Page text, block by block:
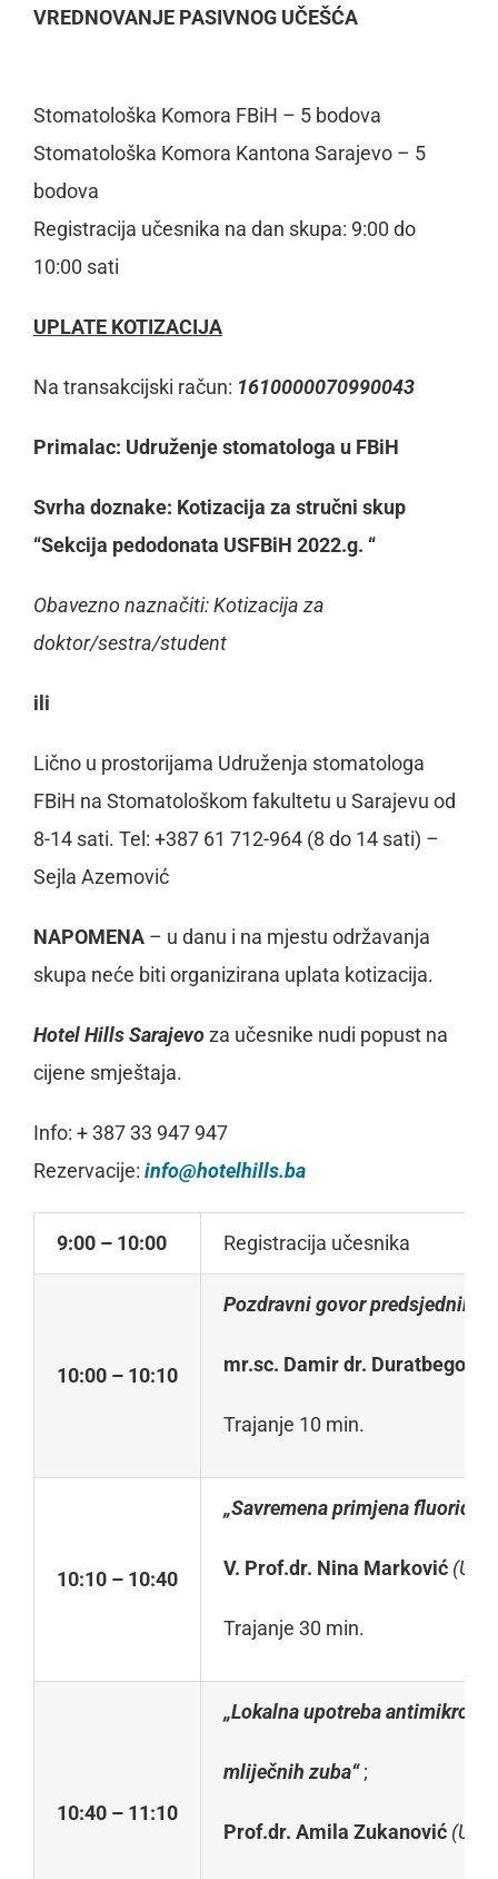
VREDNOVANJE PASIVNOG UČEŠĆA
Stomatološka Komora FBiH – 5 bodova
Stomatološka Komora Kantona Sarajevo – 5
bodova
Registracija učesnika na dan skupa: 9:00 do
10:00 sati
UPLATE KOTIZACIJA
Na transakcijski račun: 1610000070990043
Primalac: Udruženje stomatologa u FBiH
Svrha doznake: Kotizacija za stručni skup
“Sekcija pedodonata USFBiH 2022.g. “
Obavezno naznačiti: Kotizacija za
doktor/sestra/student
ili
Lično u prostorijama Udruženja stomatologa
FBiH na Stomatološkom fakultetu u Sarajevu od
8-14 sati. Tel: +387 61 712-964 (8 do 14 sati) –
Sejla Azemović
NAPOMENA – u danu i na mjestu održavanja
skupa neće biti organizirana uplata kotizacija.
Hotel Hills Sarajevoza učesnike nudi popust na
cijene smještaja.
Info: + 387 33 947 947
Rezervacije: info@hotelhills.ba
9:00 – 10:00 Registracija učesnika
10:00 – 10:10
Pozdravni govor predsjednika
mr.sc. Damir dr.
Trajanje 10 min.
10:10 – 10:40
„Savremena primjena fluorida
V. Prof.dr. Nina Marković (
Trajanje 30 min.
10:40 – 11:10
„Lokalna upotreba
mliječnih zuba“;
Prof.dr. Amila Zukanović (